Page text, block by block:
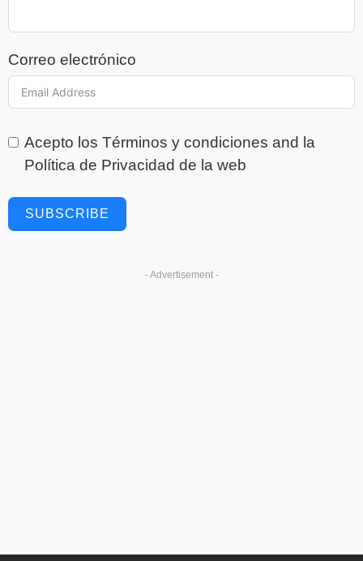
Correo electrónico
Acepto los Términos y condiciones and la
Política de Privacidad de la web
SUBSCRIBE
- Advertisement -